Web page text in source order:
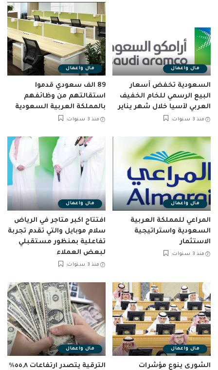
مال واعمال
السعودية تخفض أسعار
البيع الرسمي للخام الخفيف
العربي لآسيا خلال شهر يناير
منذ 3 سنوات
مال واعمال
89 الف سعودي قدموا
استقالتهم من وظائفهم
بالمملكة العربية السعودية
منذ 3 سنوات
مال واعمال
المراعي للمملكة العربية
السعودية واستراتيجية
الاستثمار
منذ 3 سنوات
مال واعمال
افتتاح اكبر متاجر في الرياض
سلام موبايل والتي تقدم تجربة
تفاعلية بمنظور مستقبلي
لبعض العملاء
منذ 3 سنوات
مال واعمال
الشورى ينوع مؤشرات
مال واعمال
الترقية يتصدر ارتفاعات ٥٥,٨٪